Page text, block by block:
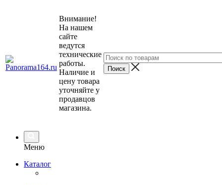
Внимание!
На нашем
сайте
ведутся
технические
работы.
Наличие и
цену товара
уточняйте у
продавцов
магазина.
Меню
Каталог